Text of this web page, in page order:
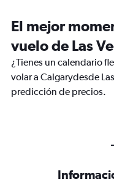
El mejor
vuelo de Las
¿Tienes un calendario
volar a Calgarydesde
predicción de precios.